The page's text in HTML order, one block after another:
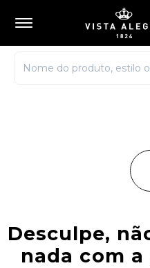
Desculpe,
nada com a